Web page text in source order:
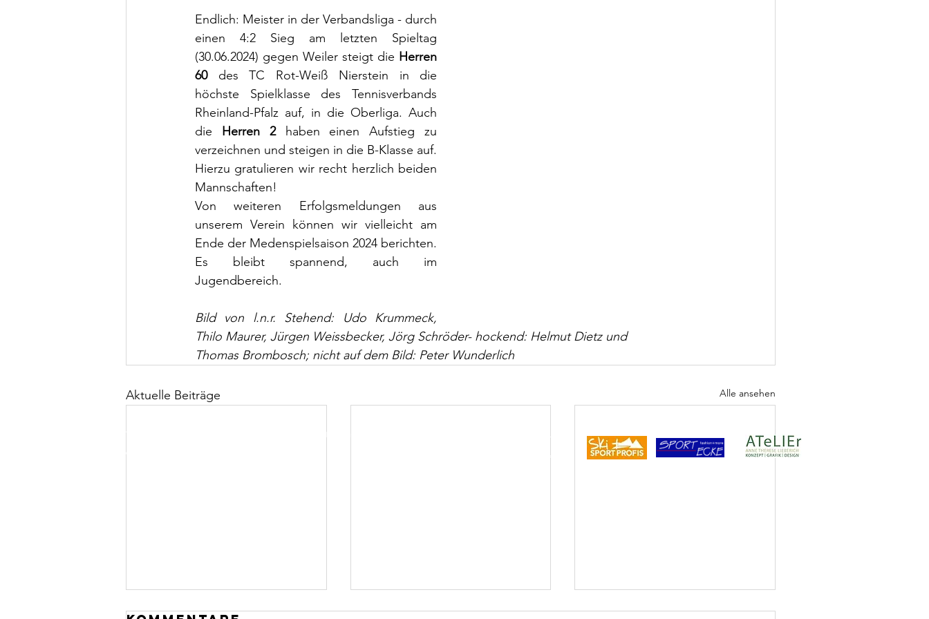
Endlich: Meister in der Verbandsliga - durch
einen 4:2 Sieg am letzten Spieltag
(30.06.2024) gegen Weiler steigt die Herren
60 des TC Rot-Weiß Nierstein in die
höchste Spielklasse des Tennisverbands
Rheinland-Pfalz auf, in die Oberliga. Auch
die Herren 2 haben einen Aufstieg zu
verzeichnen und steigen in die B-Klasse auf.
Hierzu gratulieren wir recht herzlich beiden
Mannschaften!
Von weiteren Erfolgsmeldungen aus
unserem Verein können wir vielleicht am
Ende der Medenspielsaison 2024 berichten.
Es bleibt spannend, auch im
Jugendbereich.
Bild von l.n.r. Stehend: Udo Krummeck,
Thilo Maurer, Jürgen Weissbecker, Jörg Schröder- hockend: Helmut Dietz und
Thomas Brombosch; nicht auf dem Bild: Peter Wunderlich
Aktuelle Beiträge Alle ansehen
vorstand@tennis-nierstein.de